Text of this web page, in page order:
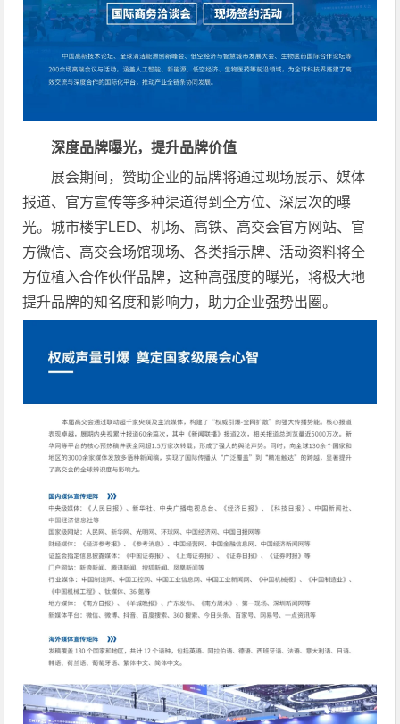
深度品牌曝光，提升品牌价值
展会期间，赞助企业的品牌将通过现场展示、媒体
报道、官方宣传等多种渠道得到全方位、深层次的曝
光。城市楼宇LED、机场、高铁、高交会官方网站、官
方微信、高交会场馆现场、各类指示牌、活动资料将全
方位植入合作伙伴品牌，这种高强度的曝光，将极大地
提升品牌的知名度和影响力，助力企业强势出圈。